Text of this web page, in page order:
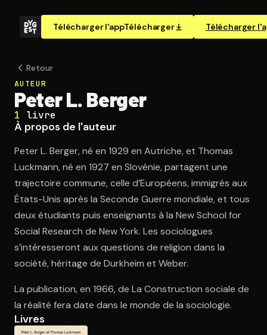
Télécharger l'appTélécharger Télécharger
Ouvre l'app Appareil photo, pointe sur le code. C'est gratuit à
Retour
AUTEUR
Peter L. Berger
1 livre
À propos de l'auteur
Peter L. Berger, né en 1929 en Autriche, et Thomas
Luckmann, né en 1927 en Slovénie, partagent une
trajectoire commune, celle d’Européens, immigrés aux
États-Unis après la Seconde Guerre mondiale, et tous
deux étudiants puis enseignants à la New School for
Social Research de New York. Les sociologues
s’intéresseront aux questions de religion dans la
société, héritage de Durkheim et Weber.
La publication, en 1966, de La Construction sociale de
la réalité fera date dans le monde de la sociologie.
Livres